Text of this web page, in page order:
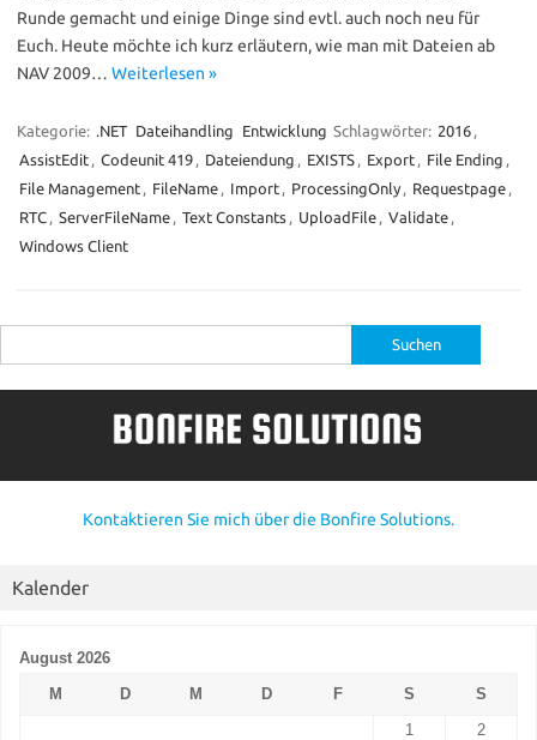
Runde gemacht und einige Dinge sind evtl. auch noch neu für
Euch. Heute möchte ich kurz erläutern, wie man mit Dateien ab
NAV 2009… Weiterlesen »
Kategorie: .NET Dateihandling Entwicklung Schlagwörter: 2016 ,
AssistEdit , Codeunit 419 , Dateiendung , EXISTS , Export , File Ending ,
File Management , FileName , Import , ProcessingOnly , Requestpage ,
RTC , ServerFileName , Text Constants , UploadFile , Validate ,
Windows Client
nach:
Kontaktieren Sie mich über die Bonfire Solutions.
Kalender
August 2026
M
D M D F S
S
1
2